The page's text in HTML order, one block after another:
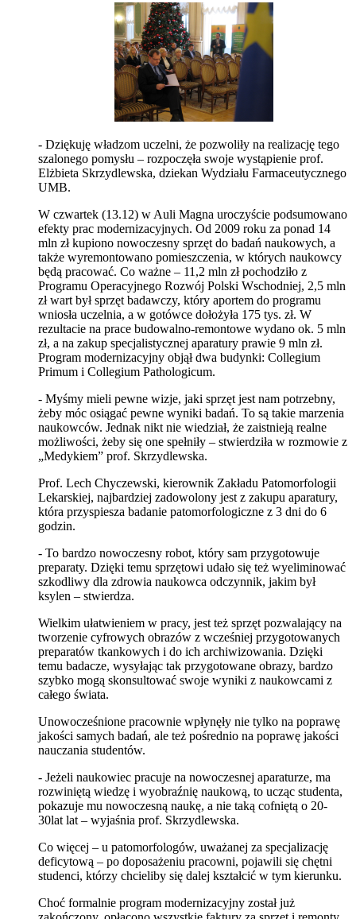
- Dziękuję władzom uczelni, że pozwoliły na realizację tego
szalonego pomysłu – rozpoczęła swoje wystąpienie prof.
Elżbieta Skrzydlewska, dziekan Wydziału Farmaceutycznego
UMB.
W czwartek (13.12) w Auli Magna uroczyście podsumowano
efekty prac modernizacyjnych. Od 2009 roku za ponad 14
mln zł kupiono nowoczesny sprzęt do badań naukowych, a
także wyremontowano pomieszczenia, w których naukowcy
będą pracować. Co ważne – 11,2 mln zł pochodziło z
Programu Operacyjnego Rozwój Polski Wschodniej, 2,5 mln
zł wart był sprzęt badawczy, który aportem do programu
wniosła uczelnia, a w gotówce dołożyła 175 tys. zł. W
rezultacie na prace budowalno-remontowe wydano ok. 5 mln
zł, a na zakup specjalistycznej aparatury prawie 9 mln zł.
Program modernizacyjny objął dwa budynki: Collegium
Primum i Collegium Pathologicum.
- Myśmy mieli pewne wizje, jaki sprzęt jest nam potrzebny,
żeby móc osiągać pewne wyniki badań. To są takie marzenia
naukowców. Jednak nikt nie wiedział, że zaistnieją realne
możliwości, żeby się one spełniły – stwierdziła w rozmowie z
„Medykiem” prof. Skrzydlewska.
Prof. Lech Chyczewski, kierownik Zakładu Patomorfologii
Lekarskiej, najbardziej zadowolony jest z zakupu aparatury,
która przyspiesza badanie patomorfologiczne z 3 dni do 6
godzin.
- To bardzo nowoczesny robot, który sam przygotowuje
preparaty. Dzięki temu sprzętowi udało się też wyeliminować
szkodliwy dla zdrowia naukowca odczynnik, jakim był
ksylen – stwierdza.
Wielkim ułatwieniem w pracy, jest też sprzęt pozwalający na
tworzenie cyfrowych obrazów z wcześniej przygotowanych
preparatów tkankowych i do ich archiwizowania. Dzięki
temu badacze, wysyłając tak przygotowane obrazy, bardzo
szybko mogą skonsultować swoje wyniki z naukowcami z
całego świata.
Unowocześnione pracownie wpłynęły nie tylko na poprawę
jakości samych badań, ale też pośrednio na poprawę jakości
nauczania studentów.
- Jeżeli naukowiec pracuje na nowoczesnej aparaturze, ma
rozwiniętą wiedzę i wyobraźnię naukową, to ucząc studenta,
pokazuje mu nowoczesną naukę, a nie taką cofniętą o 20-
30lat lat – wyjaśnia prof. Skrzydlewska.
Co więcej – u patomorfologów, uważanej za specjalizację
deficytową – po doposażeniu pracowni, pojawili się chętni
studenci, którzy chcieliby się dalej kształcić w tym kierunku.
Choć formalnie program modernizacyjny został już